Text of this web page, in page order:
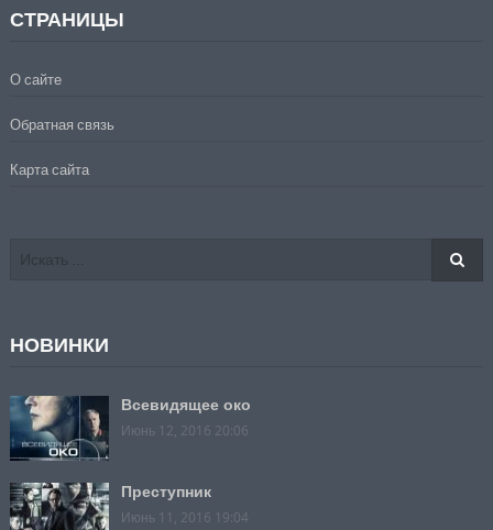
СТРАНИЦЫ
О сайте
Обратная связь
Карта сайта
НОВИНКИ
Всевидящее око
Июнь 12, 2016 20:06
Преступник
Июнь 11, 2016 19:04